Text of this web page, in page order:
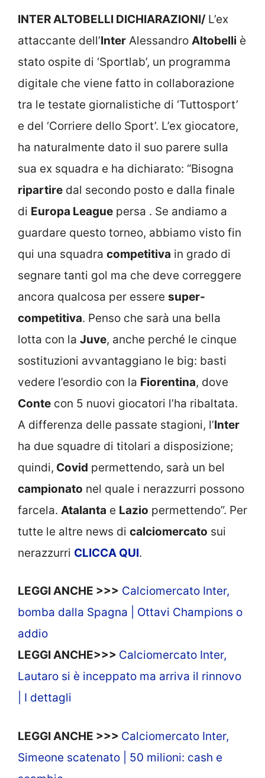
INTER ALTOBELLI DICHIARAZIONI/ L’ex
attaccante dell’Inter Alessandro Altobelli è
stato ospite di ‘Sportlab’, un programma
digitale che viene fatto in collaborazione
tra le testate giornalistiche di ‘Tuttosport’
e del ‘Corriere dello Sport’. L’ex giocatore,
ha naturalmente dato il suo parere sulla
sua ex squadra e ha dichiarato: “Bisogna
ripartire dal secondo posto e dalla finale
di Europa League persa . Se andiamo a
guardare questo torneo, abbiamo visto fin
qui una squadra competitiva in grado di
segnare tanti gol ma che deve correggere
ancora qualcosa per essere super-
competitiva. Penso che sarà una bella
lotta con la Juve, anche perché le cinque
sostituzioni avvantaggiano le big: basti
vedere l’esordio con la Fiorentina, dove
Conte con 5 nuovi giocatori l’ha ribaltata.
A differenza delle passate stagioni, l’Inter
ha due squadre di titolari a disposizione;
quindi, Covid permettendo, sarà un bel
campionato nel quale i nerazzurri possono
farcela. Atalanta e Lazio permettendo”. Per
tutte le altre news di calciomercato sui
nerazzurri CLICCA QUI.
LEGGI ANCHE >>> Calciomercato Inter,
bomba dalla Spagna | Ottavi Champions o
addio
LEGGI ANCHE>>> Calciomercato Inter,
Lautaro si è inceppato ma arriva il rinnovo
| I dettagli
LEGGI ANCHE >>> Calciomercato Inter,
Simeone scatenato | 50 milioni: cash e